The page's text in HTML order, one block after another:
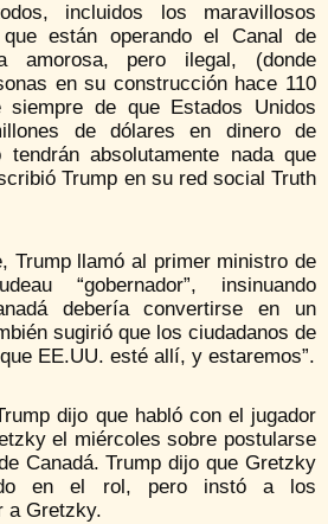
incluidos los maravillosos
están operando el Canal de
amorosa, pero ilegal, (donde
en su construcción hace 110
siempre de que Estados Unidos
de dólares en dinero de
tendrán absolutamente nada que
Trump en su red social Truth
Trump llamó al primer ministro de
“gobernador”, insinuando
debería convertirse en un
sugirió que los ciudadanos de
EE.UU. esté allí, y estaremos”.
dijo que habló con el jugador
el miércoles sobre postularse
Canadá. Trump dijo que Gretzky
en el rol, pero instó a los
a Gretzky.